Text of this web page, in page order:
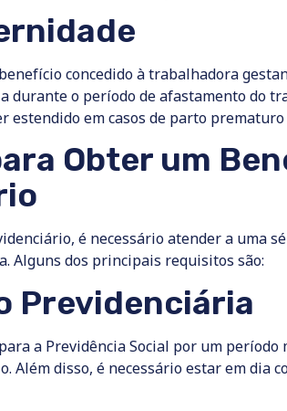
concedido à trabalhadora
durante o período de afastamento do
estendido em casos de parto
Obter um
é necessário atender a uma
Alguns dos principais requisitos são:
Previdenciária
a Previdência Social por um período
Além disso, é necessário estar em dia